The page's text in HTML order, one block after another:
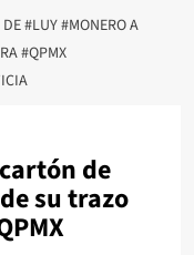
#LUY #MONERO A
#QPMX
de
su trazo